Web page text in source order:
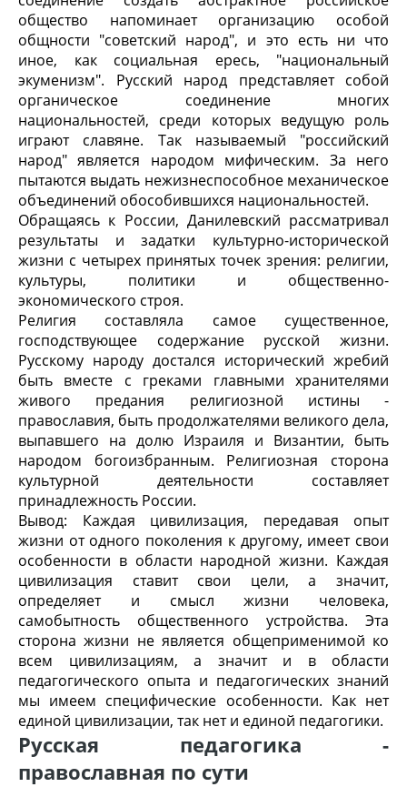
общество напоминает организацию особой
общности "советский народ", и это есть ни что
иное, как социальная ересь, "национальный
экуменизм". Русский народ представляет собой
органическое соединение многих
национальностей, среди которых ведущую роль
играют славяне. Так называемый "российский
народ" является народом мифическим. За него
пытаются выдать нежизнеспособное механическое
объединений обособившихся национальностей.
Обращаясь к России, Данилевский рассматривал
результаты и задатки культурно-исторической
жизни с четырех принятых точек зрения: религии,
культуры, политики и общественно-
экономического строя.
Религия составляла самое существенное,
господствующее содержание русской жизни.
Русскому народу достался исторический жребий
быть вместе с греками главными хранителями
живого предания религиозной истины -
православия, быть продолжателями великого дела,
выпавшего на долю Израиля и Византии, быть
народом богоизбранным. Религиозная сторона
культурной деятельности составляет
принадлежность России.
Вывод: Каждая цивилизация, передавая опыт
жизни от одного поколения к другому, имеет свои
особенности в области народной жизни. Каждая
цивилизация ставит свои цели, а значит,
определяет и смысл жизни человека,
самобытность общественного устройства. Эта
сторона жизни не является общеприменимой ко
всем цивилизациям, а значит и в области
педагогического опыта и педагогических знаний
мы имеем специфические особенности. Как нет
единой цивилизации, так нет и единой педагогики.
Русская педагогика -
православная по сути